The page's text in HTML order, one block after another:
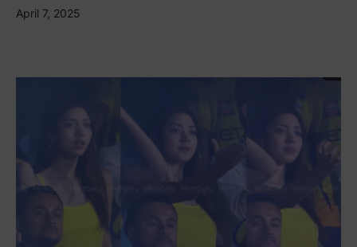
April 7, 2025